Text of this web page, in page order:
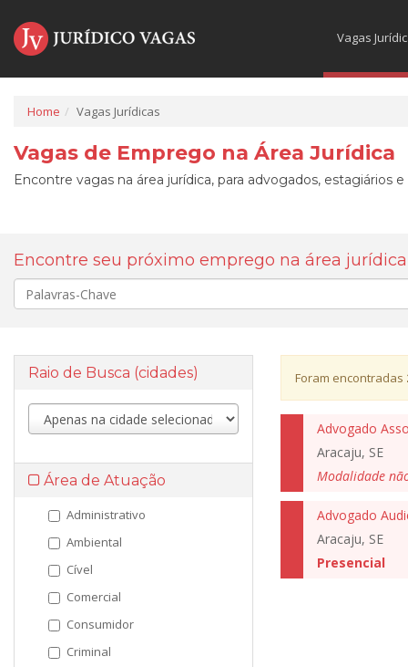
Vagas
Home Vagas Jurídicas
Vagas de Emprego na Área Jurídica
Encontre vagas na área jurídica, para advogados, estagiários
Encontre seu próximo emprego na área jurídica
Palavra-
chave
Raio de Busca (cidades)
Área de Atuação
Administrativo
Ambiental
Cível
Comercial
Consumidor
Criminal
Foram encontradas
Advogado
Aracaju, SE
Modalidade
Advogado
Aracaju, SE
Presencial